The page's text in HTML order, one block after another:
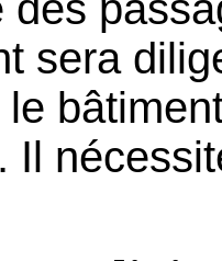
sera
Il